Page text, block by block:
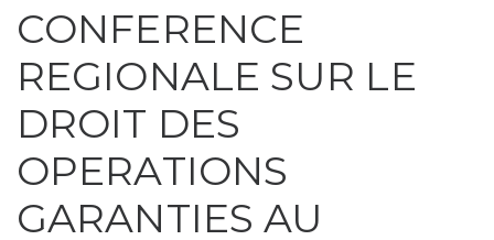
CONFERENCE
REGIONALE SUR LE
DROIT DES
OPERATIONS
GARANTIES AU